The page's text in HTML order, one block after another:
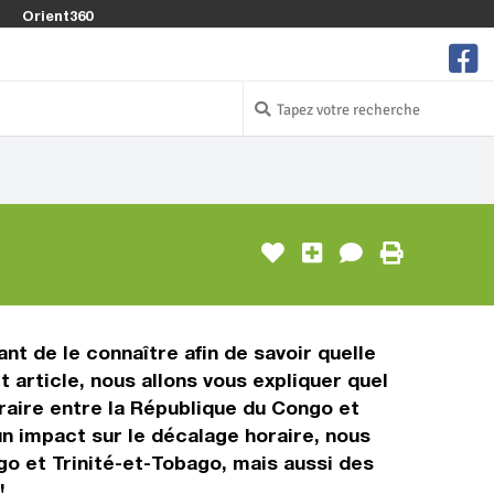
Orient360
de le connaître afin de savoir quelle
article, nous allons vous expliquer quel
entre la République du Congo et
impact sur le décalage horaire, nous
et Trinité-et-Tobago, mais aussi des